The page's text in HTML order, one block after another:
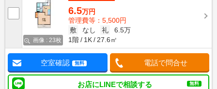
画像 : 23枚
6.5万円
管理費等：5,500円
敷
なし 礼
6.5万
1階
1K 27.6㎡
空室確認 無料 電話で問合せ
お店にLINEで相談する 無料